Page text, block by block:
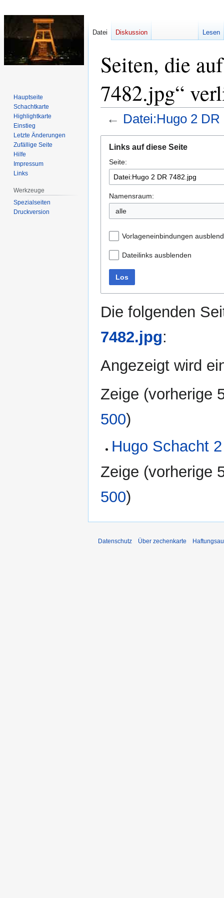
Seiten, die
7482.jpg“
← Datei:Hugo 2 DR
Navigation
springen
Suche
springen
Links auf diese Seite
Seite:
Namensraum:
alle
Vorlageneinbindungen
Dateilinks ausblenden
Los
Die folgenden
7482.jpg:
Angezeigt wird
Zeige (vorherige
500)
Hugo Schacht 2
Zeige (vorherige
500)
Datei Diskussion Lesen
Hauptseite
Schachtkarte
Highlightkarte
Einstieg
Letzte Änderungen
Zufällige Seite
Hilfe
Impressum
Links
Werkzeuge
Spezialseiten
Druckversion
Datenschutz Über zechenkarte